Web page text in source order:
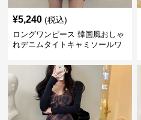
¥5,240 (税込)
ロングワンピース 韓国風おしゃ
れデニムタイトキャミソールワ